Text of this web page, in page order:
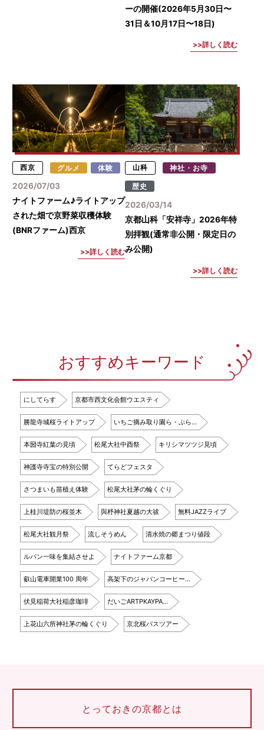
ーの開催(2026年5月30日〜
31日＆10月17日〜18日)
詳しく読む
西京 グルメ 体験
2026/07/03
ナイトファーム♪ライトアップ
された畑で京野菜収穫体験
(BNRファーム)西京
詳しく読む
山科 神社・お寺
歴史
2026/03/14
京都山科「安祥寺」2026年特
別拝観(通常非公開・限定日の
み公開)
詳しく読む
おすすめキーワード
にしてらす 京都市西文化会館ウエスティ
勝龍寺城桜ライトアップ いちご摘み取り園ら・ぷら…
本圀寺紅葉の見頃 松尾大社中酉祭 キリシマツツジ見頃
神護寺寺宝の特別公開 てらどフェスタ
さつまいも苗植え体験 松尾大社茅の輪くぐり
上桂川堤防の桜並木 與杼神社夏越の大祓 無料JAZZライブ
松尾大社観月祭 流しそうめん 清水焼の郷まつり値段
ルパン一味を集結させよ ナイトファーム京都
叡山電車開業100 周年 高架下のジャパンコーヒー…
伏見稲荷大社稲彦珈琲 だいごARTPKAYPA…
上花山六所神社茅の輪くぐり 京北桜バスツアー
とっておきの京都とは